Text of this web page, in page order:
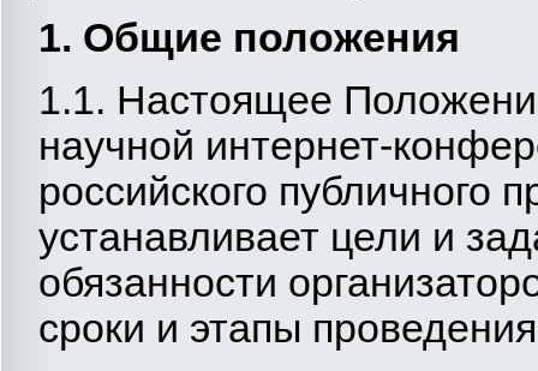
1. Общие положения
1.1. Настоящее
научной интернет-
российского публичного
устанавливает цели и
обязанности
сроки и этапы